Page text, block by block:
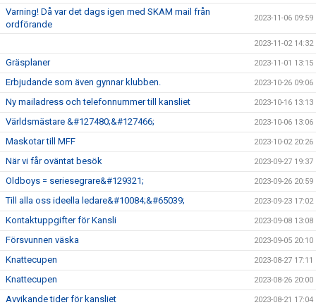
Varning! Då var det dags igen med SKAM mail från
ordförande
2023-11-06 09:59
2023-11-02 14:32
Gräsplaner 2023-11-01 13:15
Erbjudande som även gynnar klubben. 2023-10-26 09:06
Ny mailadress och telefonnummer till kansliet 2023-10-16 13:13
Världsmästare &#127480;&#127466; 2023-10-06 13:06
Maskotar till MFF 2023-10-02 20:26
När vi får oväntat besök 2023-09-27 19:37
Oldboys = seriesegrare&#129321; 2023-09-26 20:59
Till alla oss ideella ledare&#10084;&#65039; 2023-09-23 17:02
Kontaktuppgifter för Kansli 2023-09-08 13:08
Försvunnen väska 2023-09-05 20:10
Knattecupen 2023-08-27 17:11
Knattecupen 2023-08-26 20:00
Avvikande tider för kansliet 2023-08-21 17:04